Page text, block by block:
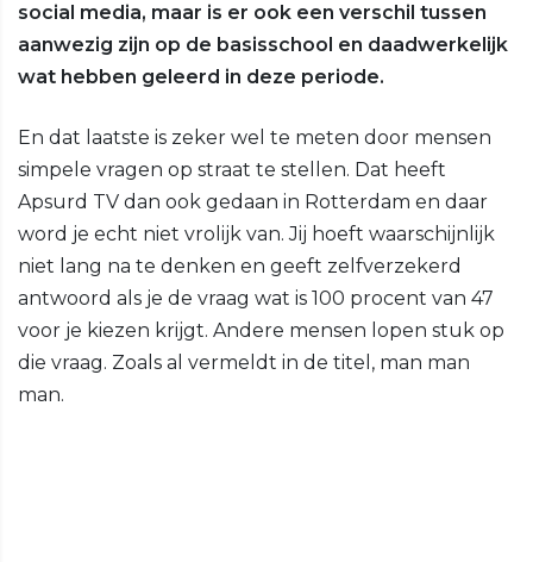
social media, maar is er ook een verschil tussen
aanwezig zijn op de basisschool en daadwerkelijk
wat hebben geleerd in deze periode.
En dat laatste is zeker wel te meten door mensen
simpele vragen op straat te stellen. Dat heeft
Apsurd TV dan ook gedaan in Rotterdam en daar
word je echt niet vrolijk van. Jij hoeft waarschijnlijk
niet lang na te denken en geeft zelfverzekerd
antwoord als je de vraag wat is 100 procent van 47
voor je kiezen krijgt. Andere mensen lopen stuk op
die vraag. Zoals al vermeldt in de titel, man man
man.